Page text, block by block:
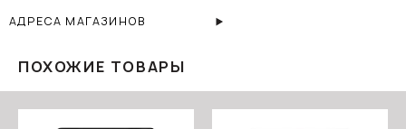
АДРЕСА МАГАЗИНОВ
ПОХОЖИЕ ТОВАРЫ